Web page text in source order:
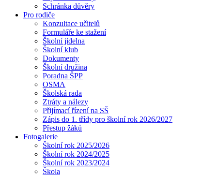
Schránka důvěry
Pro rodiče
Konzultace učitelů
Formuláře ke stažení
Školní jídelna
Školní klub
Dokumenty
Školní družina
Poradna ŠPP
OSMA
Školská rada
Ztráty a nálezy
Přijímací řízení na SŠ
Zápis do 1. třídy pro školní rok 2026/2027
Přestup žáků
Fotogalerie
Školní rok 2025/2026
Školní rok 2024/2025
Školní rok 2023/2024
Škola